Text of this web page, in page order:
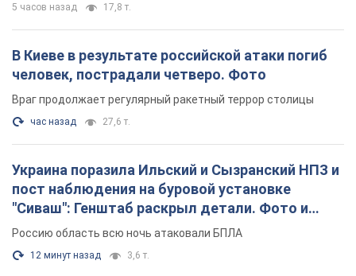
5 часов назад 17,8 т.
В Киеве в результате российской атаки погиб
человек, пострадали четверо. Фото
Враг продолжает регулярный ракетный террор столицы
час назад 27,6 т.
Украина поразила Ильский и Сызранский НПЗ и
пост наблюдения на буровой установке
"Сиваш": Генштаб раскрыл детали. Фото и
видео
Россию область всю ночь атаковали БПЛА
12 минут назад 3,6 т.